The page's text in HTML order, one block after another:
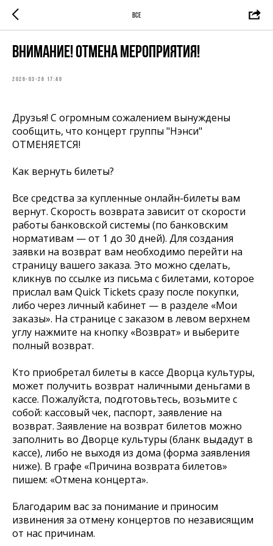
ВСЕ
Внимание! Отмена мероприятия!
2026-03-26 17:40
Друзья! С огромным сожалением вынуждены
сообщить, что концерт группы "Нэнси"
ОТМЕНЯЕТСЯ!
Как вернуть билеты?
Все средства за купленные онлайн-билеты вам
вернут. Скорость возврата зависит от скорости
работы банковской системы (по банковским
нормативам — от 1 до 30 дней). Для создания
заявки на возврат вам необходимо перейти на
страницу вашего заказа. Это можно сделать,
кликнув по ссылке из письма с билетами, которое
прислал вам Quick Tickets сразу после покупки,
либо через личный кабинет — в разделе «Мои
заказы». На странице с заказом в левом верхнем
углу нажмите на кнопку «Возврат» и выберите
полный возврат.
Кто приобретал билеты в кассе Дворца культуры,
может получить возврат наличными деньгами в
кассе. Пожалуйста, подготовьтесь, возьмите с
собой: кассовый чек, паспорт, заявление на
возврат. Заявление на возврат билетов можно
заполнить во Дворце культуры (бланк выдадут в
кассе), либо не выходя из дома (форма заявления
ниже). В графе «Причина возврата билетов»
пишем: «Отмена концерта».
Благодарим вас за понимание и приносим
извинения за отмену концертов по независящим
от нас причинам.